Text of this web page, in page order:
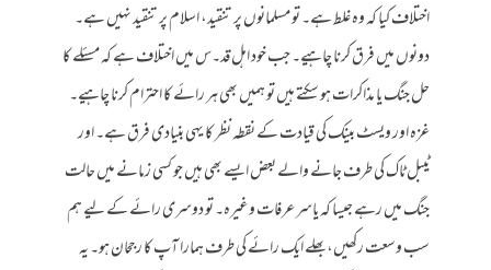
اختلاف کیا کہ وہ غلط ہے۔ تو مسلمانوں پر تنقید، اسلام پر تنقید نہیں ہے۔
دونوں میں فرق کرنا چاہیے۔ جب خود اہل قد۔س میں اختلاف ہے کہ مسئلے کا
حل جنگ یا مذاکرات ہو سکتے ہیں تو ہمیں بھی ہر رائے کا احترام کرنا چاہیے۔
غزہ اور ویسٹ بینک کی قیادت کے نقطہ نظر کا یہی بنیادی فرق ہے۔ اور
ٹیبل ٹاک کی طرف جانے والے بعض ایسے بھی ہیں جو کسی زمانے میں حالت
جنگ میں رہے جیسا کہ یاسر عرفات وغیرہ۔ تو دوسری رائے کے لیے ہم
سب وسعت رکھیں، بھلے ایک رائے کی طرف ہمارا آپ کا رجحان ہو۔ یہ